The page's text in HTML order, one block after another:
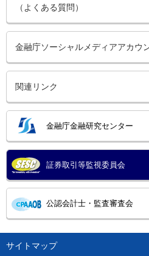
（よくある質問）
金融庁ソーシャルメディアアカウ
関連リンク
金融庁金融研究センター
証券取引等監視委員会
公認会計士・監査審査会
サイトマップ